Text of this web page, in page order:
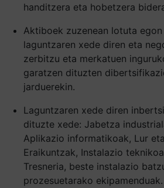
handitzera eta hobetzera
Aktiboek zuzenean lotuta
laguntzaren xede diren eta
zerbitzu eta merkatuen
garatzen dituzten
jarduerekin.
Laguntzaren xede diren
dituzte xede: Jabetza
Aplikazio informatikoak, Lur
Eraikuntzak, Instalazio
Tresneria, beste instalazio
prozesuetarako ekipamenduak.